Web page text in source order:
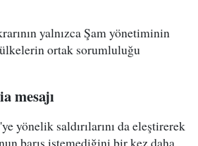
yalnızca Şam yönetiminin
ortak sorumluluğu
mesajı
yönelik saldırılarını da eleştirerek
barış istemediğini bir kez daha